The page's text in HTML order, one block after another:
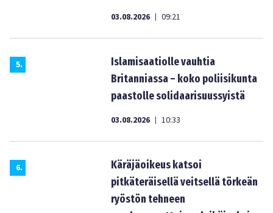
03.08.2026 | 09:21
5.
Islamisaatiolle vauhtia
Britanniassa – koko poliisikunta
paastolle solidaarisuussyistä
03.08.2026 | 10:33
6.
Käräjäoikeus katsoi
pitkäteräisellä veitsellä törkeän
ryöstön tehneen